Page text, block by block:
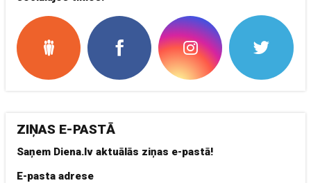
ZIŅAS E-PASTĀ
Saņem Diena.lv aktuālās ziņas e-pastā!
E-pasta adrese